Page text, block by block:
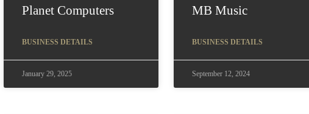
Planet Computers
BUSINESS DETAILS
January 29, 2025
MB Music
BUSINESS DETAILS
September 12, 2024